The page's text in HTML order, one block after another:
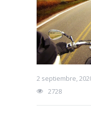
2 septiembre,
2728